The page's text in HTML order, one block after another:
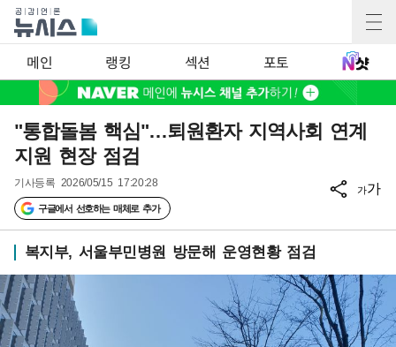
메인 랭킹 섹션 포토
"통합돌봄 핵심"…퇴원환자 지역사회 연계
지원 현장 점검
기사등록 2026/05/15 17:20:28
구글에서 선호하는 매체로 추가
가가
복지부, 서울부민병원 방문해 운영현황 점검